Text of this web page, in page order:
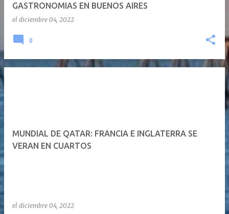
GASTRONOMIAS EN BUENOS AIRES
el diciembre 04, 2022
0
MUNDIAL DE QATAR: FRANCIA E INGLATERRA SE
VERAN EN CUARTOS
el diciembre 04, 2022